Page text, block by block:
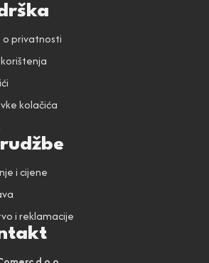
o privatnosti
kolačića
i cijene
i reklamacije